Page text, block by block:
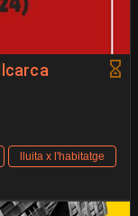
lluita x l'habitatge